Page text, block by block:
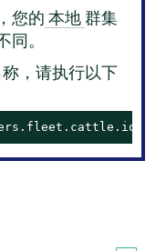
您的 本地群集
。
，请执行以下
-n